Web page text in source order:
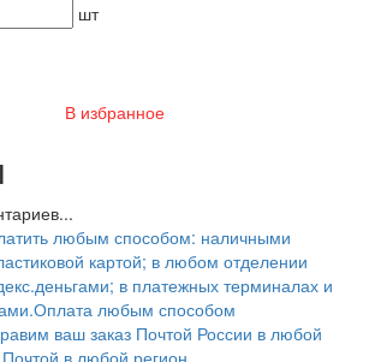
шт
В избранное
любым способом: наличными
картой; в любом отделении
в платежных терминалах и
Оплата любым способом
ваш заказ Почтой России в любой